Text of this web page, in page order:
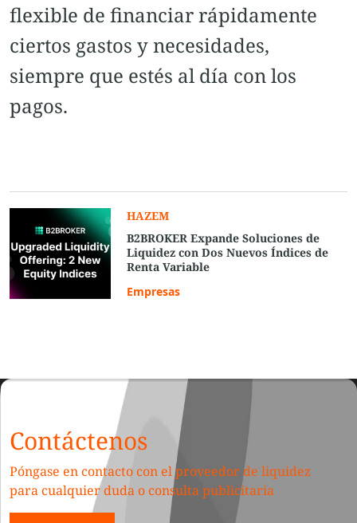
flexible de financiar rápidamente
ciertos gastos y necesidades,
siempre que estés al día con los
pagos.
HAZEM
B2BROKER Expande Soluciones de
Liquidez con Dos Nuevos Índices de
Renta Variable
Empresas
Contáctenos
Póngase en contacto con el proveedor de liquidez
para cualquier duda o consulta publicitaria